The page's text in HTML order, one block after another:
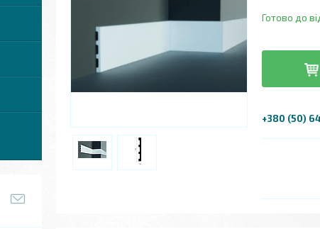
Готово до
+380 (50)